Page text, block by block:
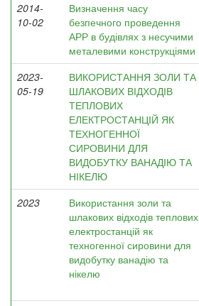
2014-
10-02
Визначення часу
безпечного проведення
АРР в будівлях з несучими
металевими конструкціями
2023-
05-19
ВИКОРИСТАННЯ ЗОЛИ ТА
ШЛАКОВИХ ВІДХОДІВ
ТЕПЛОВИХ
ЕЛЕКТРОСТАНЦІЙ ЯК
ТЕХНОГЕННОЇ
СИРОВИНИ ДЛЯ
ВИДОБУТКУ ВАНАДІЮ ТА
НІКЕЛЮ
2023
Використання золи та
шлакових відходів теплових
електростанцій як
техногенної сировини для
видобутку ванадію та
нікелю